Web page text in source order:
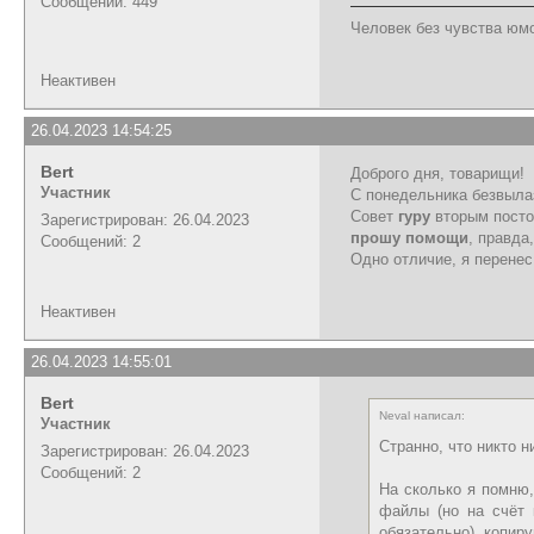
Человек без чувства
Неактивен
26.04.2023 14:54:25
Bert
Участник
Зарегистрирован: 26.04.2023
Сообщений: 2
Доброго дня, товарищи!
С понедельника
Совет гуру вторым
прошу помощи ,
Одно отличие, я
Неактивен
26.04.2023 14:55:01
Bert
Участник
Зарегистрирован: 26.04.2023
Сообщений: 2
Neval написал:
Странно, что никто
На сколько я
файлы (но на счёт